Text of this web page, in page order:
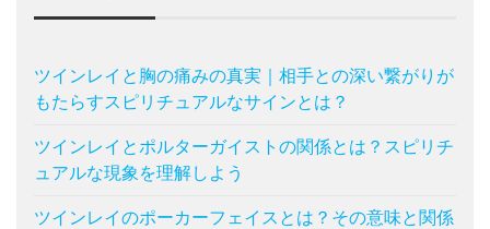
ツインレイと胸の痛みの真実｜相手との深い繋がりが
もたらすスピリチュアルなサインとは？
ツインレイとポルターガイストの関係とは？スピリチ
ュアルな現象を理解しよう
ツインレイのポーカーフェイスとは？その意味と関係